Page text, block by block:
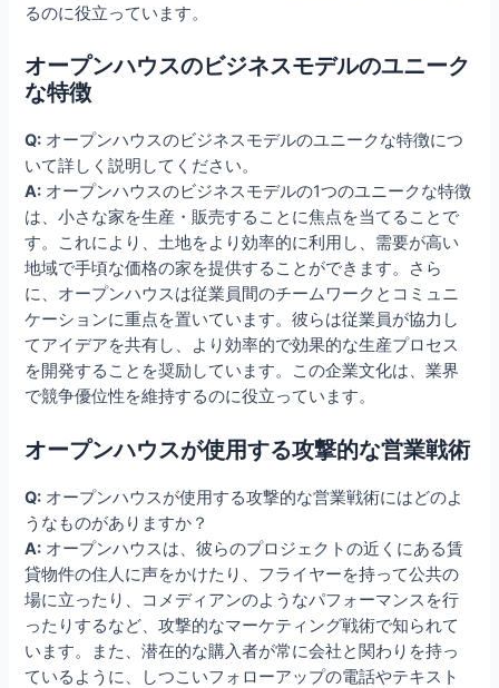
るのに役立っています。
オープンハウスのビジネスモデルのユニーク
な特徴
Q: オープンハウスのビジネスモデルのユニークな特徴につ
いて詳しく説明してください。
A: オープンハウスのビジネスモデルの1つのユニークな特徴
は、小さな家を生産・販売することに焦点を当てることで
す。これにより、土地をより効率的に利用し、需要が高い
地域で手頃な価格の家を提供することができます。さら
に、オープンハウスは従業員間のチームワークとコミュニ
ケーションに重点を置いています。彼らは従業員が協力し
てアイデアを共有し、より効率的で効果的な生産プロセス
を開発することを奨励しています。この企業文化は、業界
で競争優位性を維持するのに役立っています。
オープンハウスが使用する攻撃的な営業戦術
Q: オープンハウスが使用する攻撃的な営業戦術にはどのよ
うなものがありますか？
A: オープンハウスは、彼らのプロジェクトの近くにある賃
貸物件の住人に声をかけたり、フライヤーを持って公共の
場に立ったり、コメディアンのようなパフォーマンスを行
ったりするなど、攻撃的なマーケティング戦術で知られて
います。また、潜在的な購入者が常に会社と関わりを持っ
ているように、しつこいフォローアップの電話やテキスト